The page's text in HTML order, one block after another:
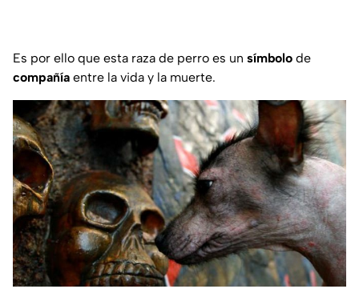
Es por ello que esta raza de perro es un símbolo de
compañía entre la vida y la muerte.